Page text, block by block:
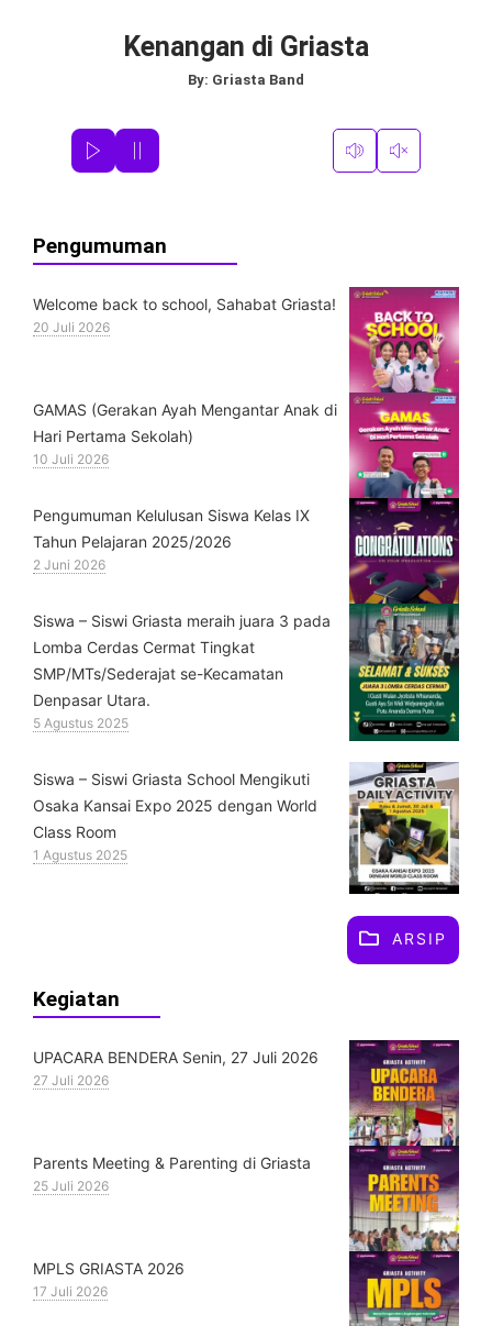
p m
Kenangan di Griasta
By: Griasta Band
Pengumuman
Welcome back to school, Sahabat Griasta!
20 Juli 2026
GAMAS (Gerakan Ayah Mengantar Anak di
Hari Pertama Sekolah)
10 Juli 2026
Pengumuman Kelulusan Siswa Kelas IX
Tahun Pelajaran 2025/2026
2 Juni 2026
Siswa – Siswi Griasta meraih juara 3 pada
Lomba Cerdas Cermat Tingkat
SMP/MTs/Sederajat se-Kecamatan
Denpasar Utara.
5 Agustus 2025
Siswa – Siswi Griasta School Mengikuti
Osaka Kansai Expo 2025 dengan World
Class Room
1 Agustus 2025
ARSIP
Kegiatan
UPACARA BENDERA Senin, 27 Juli 2026
27 Juli 2026
Parents Meeting & Parenting di Griasta
25 Juli 2026
MPLS GRIASTA 2026
17 Juli 2026